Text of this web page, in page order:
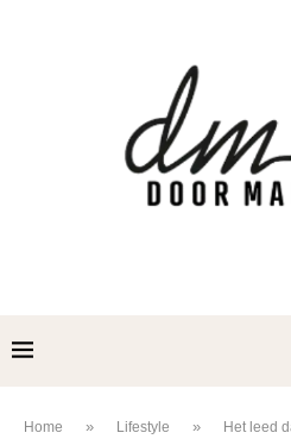
Home » Lifestyle »
Het leed